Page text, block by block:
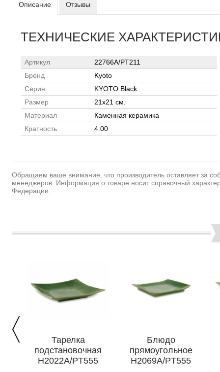
Описание Отзывы
ТЕХНИЧЕСКИЕ
Артикул
22766A/PT211
Бренд
Kyoto
Серия
KYOTO Black
Размер
21x21 см.
Материал
Каменная керамика
Кратность
4.00
Обращаем ваше внимание, что производитель оставляет за
менеджеров. Информация о товаре носит справочный
Федерации.
Тарелка
подстановочная
H2022A/PT555
Блюдо
прямоугольное
H2069A/PT555